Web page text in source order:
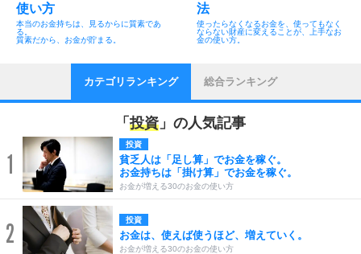
使い方
本当のお金持ちは、見るからに質素であ
る。
質素だから、お金が貯まる。
法
使ったらなくなるお金を、使ってもなく
ならない財産に変えることが、上手なお
金の使い方。
カテゴリランキング 総合ランキング
「投資 」の人気記事
1
投資
貧乏人は「足し算」でお金を稼ぐ。
お金持ちは「掛け算」でお金を稼ぐ。
お金が増える30のお金の使い方
2 投資
お金は、使えば使うほど、増えていく。
お金が増える30のお金の使い方